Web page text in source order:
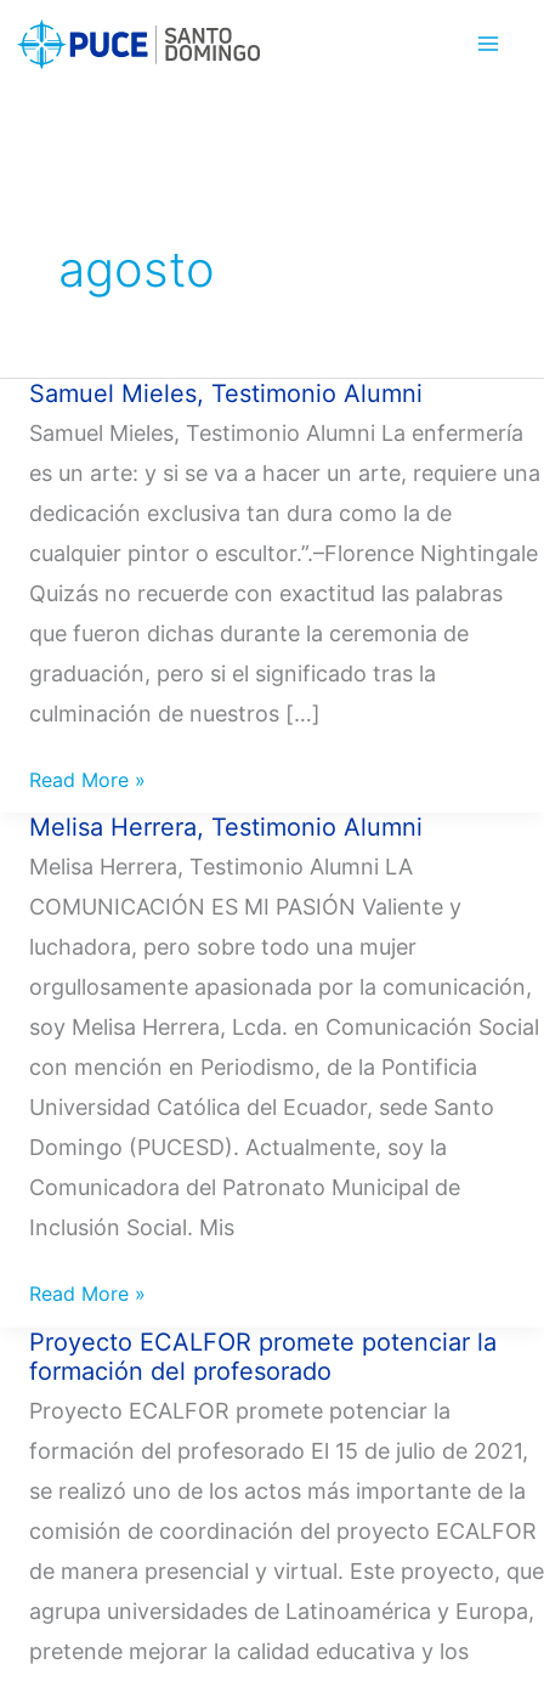
agosto
Samuel Mieles, Testimonio Alumni
Samuel Mieles, Testimonio Alumni La enfermería
es un arte: y si se va a hacer un arte, requiere una
dedicación exclusiva tan dura como la de
cualquier pintor o escultor.”.–Florence Nightingale
Quizás no recuerde con exactitud las palabras
que fueron dichas durante la ceremonia de
graduación, pero si el significado tras la
culminación de nuestros […]
Samuel
Mieles,
Testimonio
Alumni
Read More »
Melisa Herrera, Testimonio Alumni
Melisa Herrera, Testimonio Alumni LA
COMUNICACIÓN ES MI PASIÓN Valiente y
luchadora, pero sobre todo una mujer
orgullosamente apasionada por la comunicación,
soy Melisa Herrera, Lcda. en Comunicación Social
con mención en Periodismo, de la Pontificia
Universidad Católica del Ecuador, sede Santo
Domingo (PUCESD). Actualmente, soy la
Comunicadora del Patronato Municipal de
Inclusión Social. Mis
Melisa
Herrera,
Testimonio
Alumni
Read More »
Proyecto ECALFOR promete potenciar la
formación del profesorado
Proyecto ECALFOR promete potenciar la
formación del profesorado El 15 de julio de 2021,
se realizó uno de los actos más importante de la
comisión de coordinación del proyecto ECALFOR
de manera presencial y virtual. Este proyecto, que
agrupa universidades de Latinoamérica y Europa,
pretende mejorar la calidad educativa y los
Proyecto
ECALFOR
promete
potenciar
la
formación